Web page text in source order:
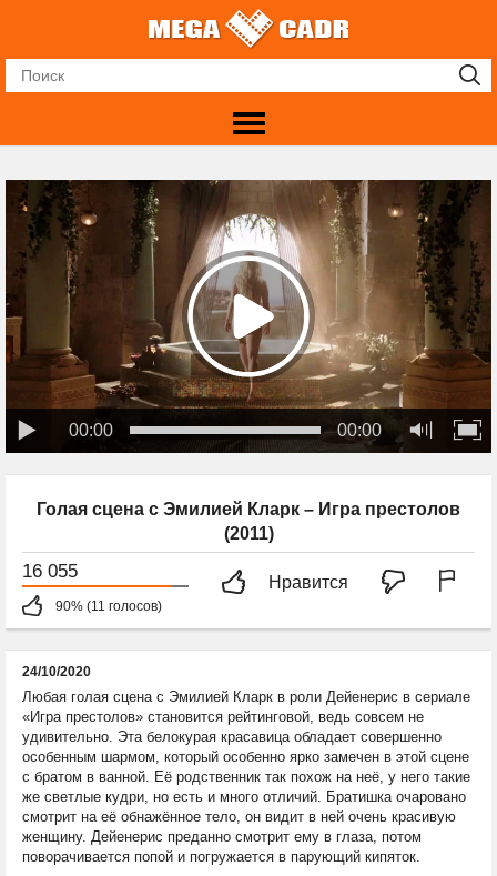
00:00 00:00
Голая сцена с Эмилией Кларк – Игра престолов
(2011)
16 055
90% (11 голосов)
Нравится
24/10/2020
Любая голая сцена с Эмилией Кларк в роли Дейенерис в сериале
«Игра престолов» становится рейтинговой, ведь совсем не
удивительно. Эта белокурая красавица обладает совершенно
особенным шармом, который особенно ярко замечен в этой сцене
с братом в ванной. Её родственник так похож на неё, у него такие
же светлые кудри, но есть и много отличий. Братишка очаровано
смотрит на её обнажённое тело, он видит в ней очень красивую
женщину. Дейенерис преданно смотрит ему в глаза, потом
поворачивается попой и погружается в парующий кипяток.